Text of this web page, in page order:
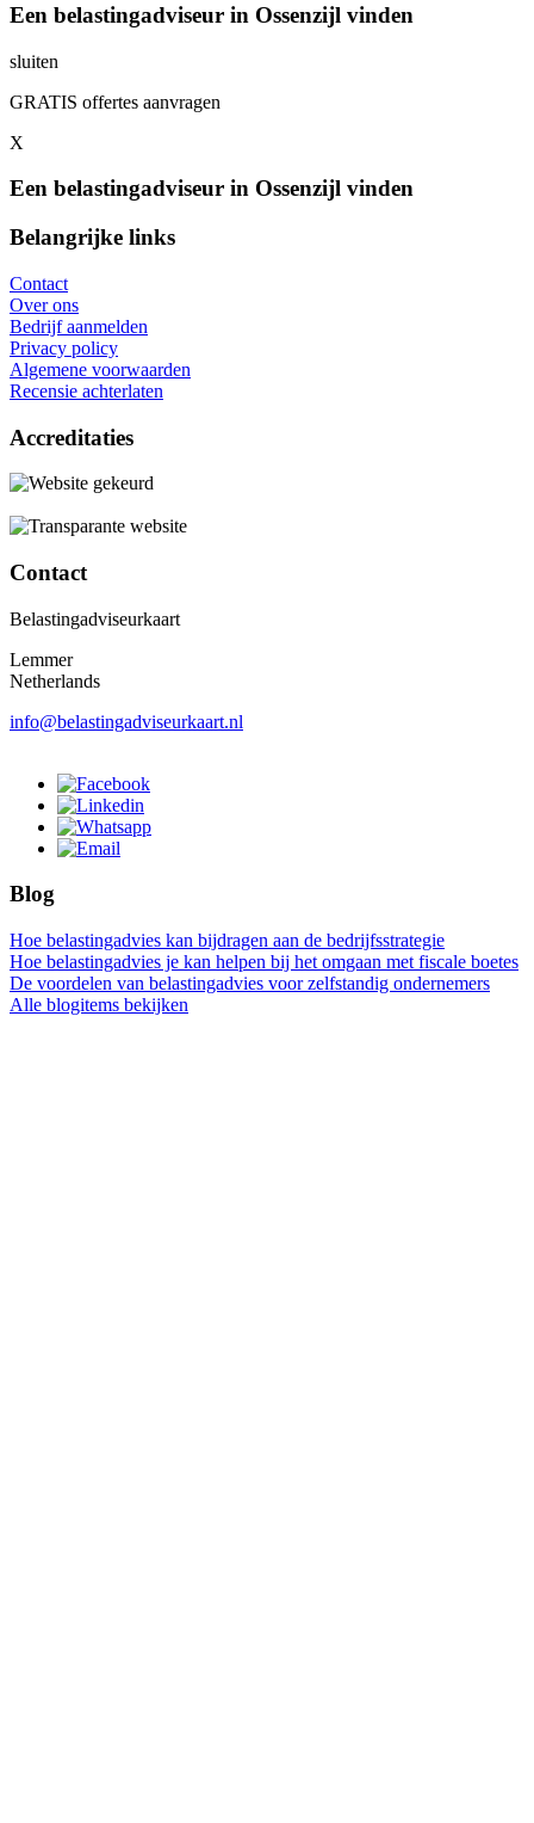
Een belastingadviseur in Ossenzijl vinden
sluiten
GRATIS offertes aanvragen
X
Een belastingadviseur in Ossenzijl vinden
Belangrijke links
Contact
Over ons
Bedrijf aanmelden
Privacy policy
Algemene voorwaarden
Recensie achterlaten
Accreditaties
Contact
Belastingadviseurkaart
Lemmer
Netherlands
info@belastingadviseurkaart.nl
Blog
Hoe belastingadvies kan bijdragen aan de bedrijfsstrategie
Hoe belastingadvies je kan helpen bij het omgaan met fiscale boetes
De voordelen van belastingadvies voor zelfstandig ondernemers
Alle blogitems bekijken